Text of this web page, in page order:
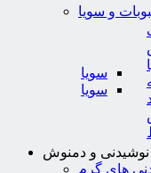
و سویا
سویا
سویا
نوشیدنی و دمنوش
های گرم